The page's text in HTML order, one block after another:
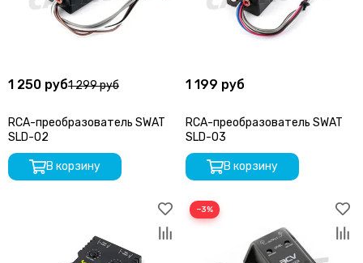
1 250 руб1 299 руб
RCA-преобразователь SWAT
SLD-02
В корзину
1 199 руб
RCA-преобразователь SWAT
SLD-03
В корзину
−3%